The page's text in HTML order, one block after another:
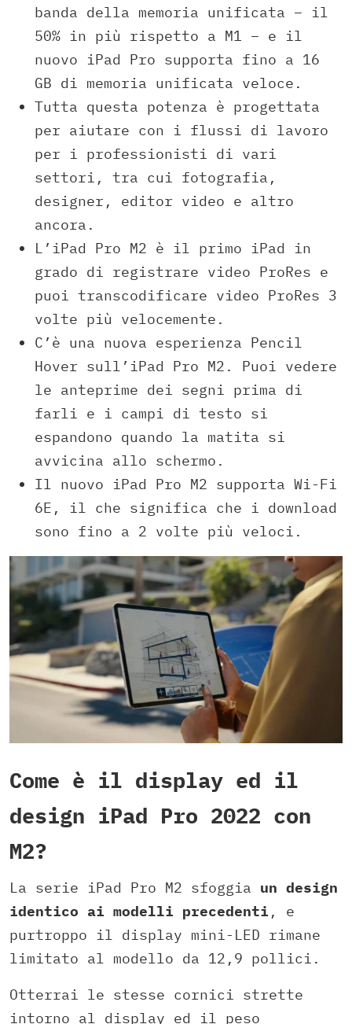
banda della memoria unificata – il
50% in più rispetto a M1 – e il
nuovo iPad Pro supporta fino a 16
GB di memoria unificata veloce.
Tutta questa potenza è progettata
per aiutare con i flussi di lavoro
per i professionisti di vari
settori, tra cui fotografia,
designer, editor video e altro
ancora.
L’iPad Pro M2 è il primo iPad in
grado di registrare video ProRes e
puoi transcodificare video ProRes 3
volte più velocemente.
C’è una nuova esperienza Pencil
Hover sull’iPad Pro M2. Puoi vedere
le anteprime dei segni prima di
farli e i campi di testo si
espandono quando la matita si
avvicina allo schermo.
Il nuovo iPad Pro M2 supporta Wi-Fi
6E, il che significa che i download
sono fino a 2 volte più veloci.
Come è il display ed il
design iPad Pro 2022 con
M2?
La serie iPad Pro M2 sfoggia un design
identico ai modelli precedenti , e
purtroppo il display mini-LED rimane
limitato al modello da 12,9 pollici.
Otterrai le stesse cornici strette
intorno al display ed il peso